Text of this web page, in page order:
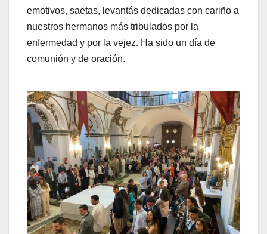
emotivos, saetas, levantás dedicadas con cariño a
nuestros hermanos más tribulados por la
enfermedad y por la vejez. Ha sido un día de
comunión y de oración.